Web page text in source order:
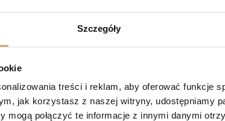
Szczegóły
treści i reklam, aby oferować funkcje
jak korzystasz z naszej witryny, udostępniamy
mogą połączyć te informacje z innymi danymi